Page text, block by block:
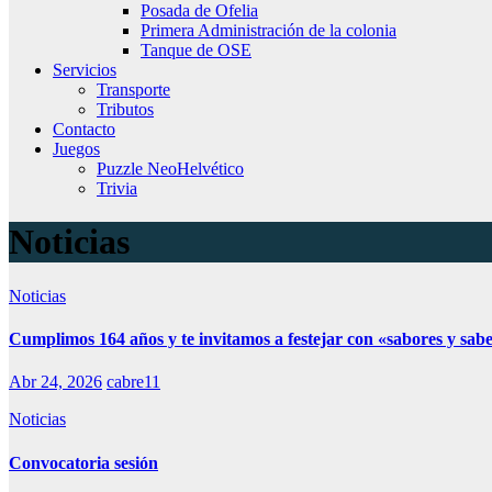
Posada de Ofelia
Primera Administración de la colonia
Tanque de OSE
Servicios
Transporte
Tributos
Contacto
Juegos
Puzzle NeoHelvético
Trivia
Noticias
Noticias
Cumplimos 164 años y te invitamos a festejar con «sabores y
Abr 24, 2026 cabre11
Noticias
Convocatoria sesión